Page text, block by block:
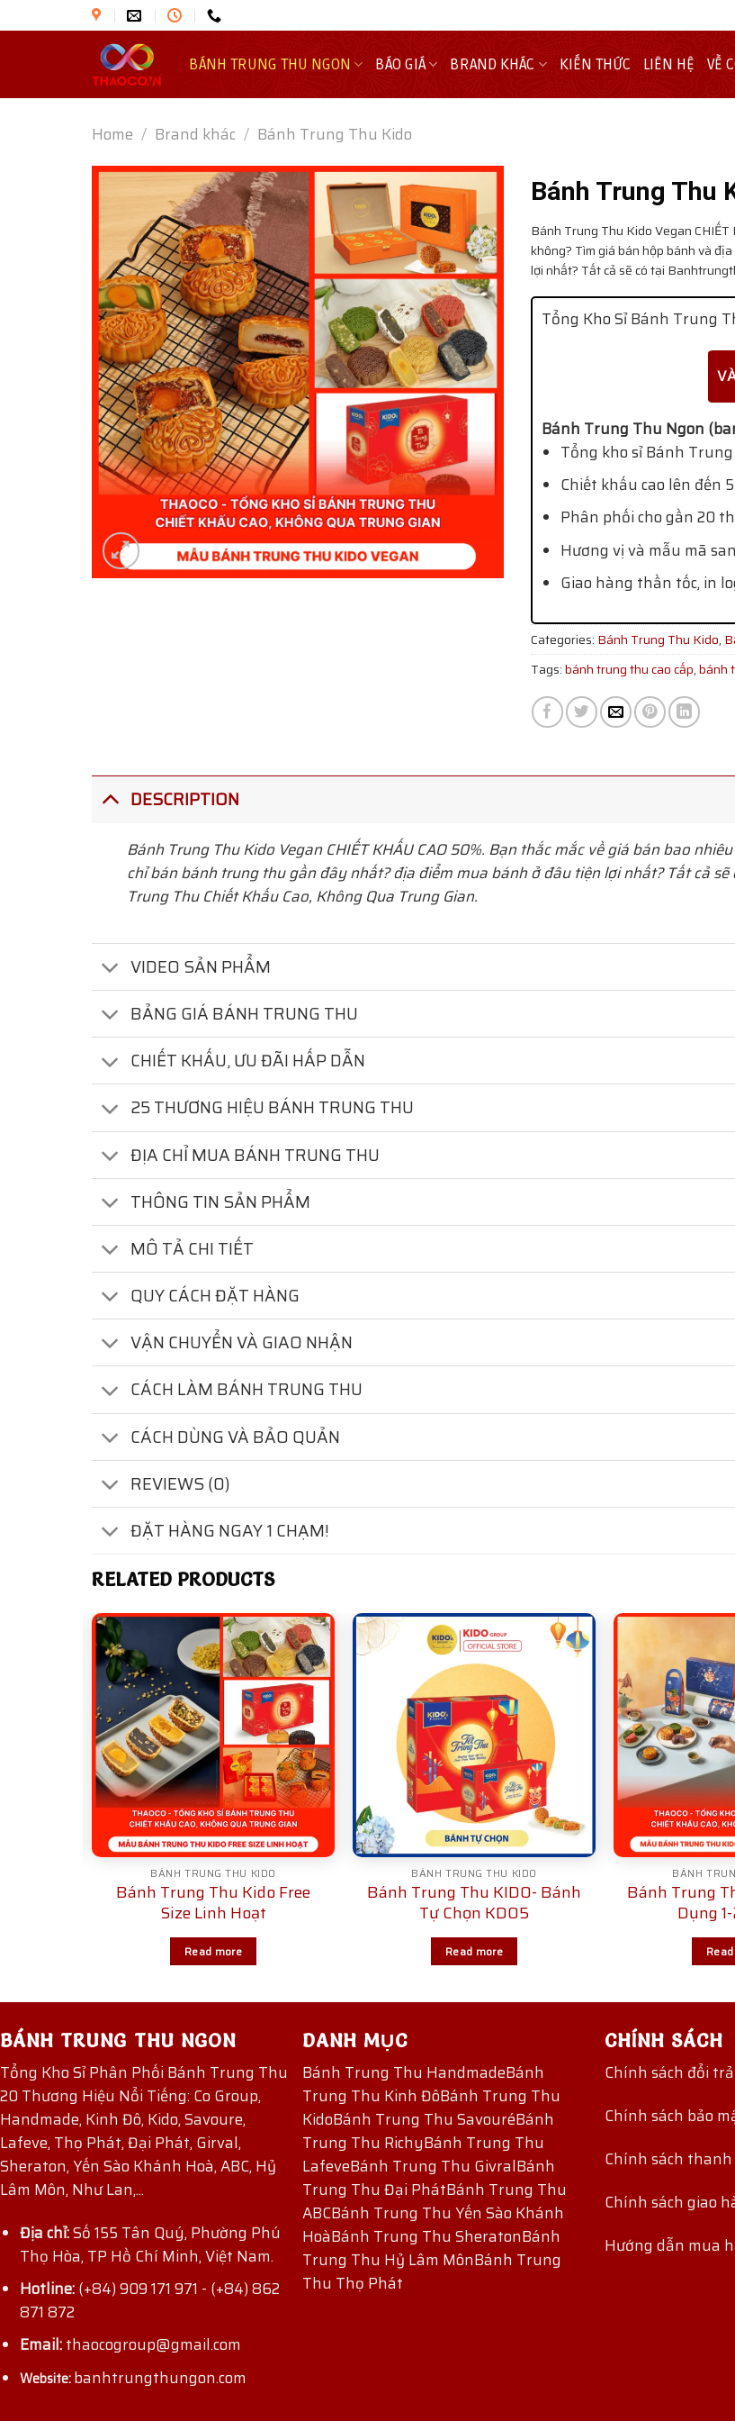
to
BÁNH TRUNG THU NGON BÁO GIÁ BRAND KHÁC KIẾN THỨC LIÊN HỆ VỀ
Home / Brand khác / Bánh Trung Thu Kido
Bánh Trung Thu
Bánh Trung Thu Kido VeganCHIẾT
không? Tìm giá bán hộp bánh và
lợi nhất? Tất cả sẽ có tại
Tổng Kho Sỉ Bánh Trung
Bánh Trung Thu Ngon
Tổng kho sỉ Bánh
Chiết khấu cao lên đến
Phân phối cho gần 20
Hương vị và mẫu mã
Giao hàng thần tốc, in
Categories: Bánh Trung Thu Kido,
Tags:bánh trung thu cao cấp,bánh
DESCRIPTION
Bánh Trung Thu Kido VeganCHIẾT KHẤU CAO 50%. Bạn thắc mắc về giá bán bao
chỉ bán bánh trung thu gần đây nhất? địa điểm mua bánh ở đâu tiện lợi nhất? Tất cả
Trung Thu Chiết Khấu Cao, Không Qua Trung Gian.
VIDEO SẢN PHẨM
BẢNG GIÁ BÁNH TRUNG THU
CHIẾT KHẤU, ƯU ĐÃI HẤP DẪN
25 THƯƠNG HIỆU BÁNH TRUNG THU
ĐỊA CHỈ MUA BÁNH TRUNG THU
THÔNG TIN SẢN PHẨM
MÔ TẢ CHI TIẾT
QUY CÁCH ĐẶT HÀNG
VẬN CHUYỂN VÀ GIAO NHẬN
CÁCH LÀM BÁNH TRUNG THU
CÁCH DÙNG VÀ BẢO QUẢN
REVIEWS (0)
ĐẶT HÀNG NGAY 1 CHẠM!
RELATED PRODUCTS
BÁNH TRUNG THU KIDO
Bánh Trung Thu Kido Free
Size Linh Hoạt
Read more
BÁNH TRUNG THU KIDO
Bánh Trung Thu KIDO- Bánh
Tự Chọn KD05
Read more
BÁNH
Bánh Trung
Dụng
BÁNH TRUNG THU NGON
Tổng Kho Sỉ Phân Phối Bánh Trung Thu
20 Thương Hiệu Nổi Tiếng: Co Group,
Handmade, Kinh Đô, Kido, Savoure,
Lafeve, Thọ Phát, Đại Phát, Girval,
Sheraton, Yến Sào Khánh Hoà, ABC, Hỷ
Lâm Môn, Như Lan,...
Địa chỉ:Số 155 Tân Quý, Phường Phú
Thọ Hòa, TP Hồ Chí Minh, Việt Nam.
Hotline:(+84) 909 171 971 - (+84) 862
871 872
Email:thaocogroup@gmail.com
Website:banhtrungthungon.com
DANH MỤC
Bánh Trung Thu HandmadeBánh
Trung Thu Kinh ĐôBánh Trung Thu
KidoBánh Trung Thu SavouréBánh
Trung Thu RichyBánh Trung Thu
LafeveBánh Trung Thu GivralBánh
Trung Thu Đại PhátBánh Trung Thu
ABCBánh Trung Thu Yến Sào Khánh
HoàBánh Trung Thu SheratonBánh
Trung Thu Hỷ Lâm MônBánh Trung
Thu Thọ Phát
CHÍNH SÁCH
Chính sách đổi trả
Chính sách bảo
Chính sách
Chính sách giao
Hướng dẫn mua
ĐĂNG KÝ NHẬN ƯU ĐÃI